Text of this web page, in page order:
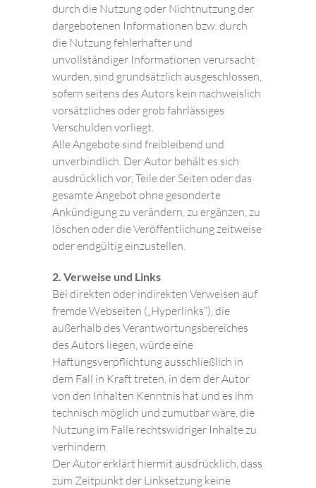
durch die Nutzung oder Nichtnutzung der
dargebotenen Informationen bzw. durch
die Nutzung fehlerhafter und
unvollständiger Informationen verursacht
wurden, sind grundsätzlich ausgeschlossen,
sofern seitens des Autors kein nachweislich
vorsätzliches oder grob fahrlässiges
Verschulden vorliegt.
Alle Angebote sind freibleibend und
unverbindlich. Der Autor behält es sich
ausdrücklich vor, Teile der Seiten oder das
gesamte Angebot ohne gesonderte
Ankündigung zu verändern, zu ergänzen, zu
löschen oder die Veröffentlichung zeitweise
oder endgültig einzustellen.
2. Verweise und Links
Bei direkten oder indirekten Verweisen auf
fremde Webseiten („Hyperlinks“), die
außerhalb des Verantwortungsbereiches
des Autors liegen, würde eine
Haftungsverpflichtung ausschließlich in
dem Fall in Kraft treten, in dem der Autor
von den Inhalten Kenntnis hat und es ihm
technisch möglich und zumutbar wäre, die
Nutzung im Falle rechtswidriger Inhalte zu
verhindern.
Der Autor erklärt hiermit ausdrücklich, dass
zum Zeitpunkt der Linksetzung keine